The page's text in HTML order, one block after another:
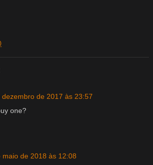
dezembro de 2017 às 23:57
one?
maio de 2018 às 12:08